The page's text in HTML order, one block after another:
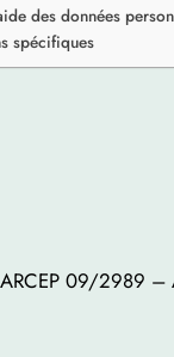
des données
spécifiques
09/2989